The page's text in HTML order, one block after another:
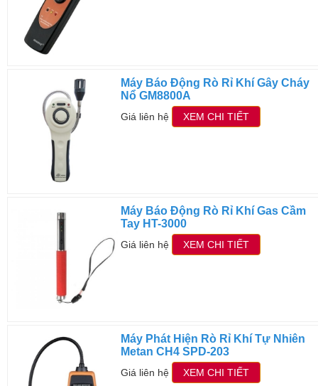
Máy Báo Động Rò Rỉ Khí Gây Cháy
Nổ GM8800A
Giá liên hệ XEM CHI TIẾT
Máy Báo Động Rò Rỉ Khí Gas Cầm
Tay HT-3000
Giá liên hệ XEM CHI TIẾT
Máy Phát Hiện Rò Rỉ Khí Tự Nhiên
Metan CH4 SPD-203
Giá liên hệ XEM CHI TIẾT